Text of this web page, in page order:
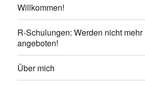
Willkommen!
R-Schulungen: Werden nicht mehr
angeboten!
Über mich